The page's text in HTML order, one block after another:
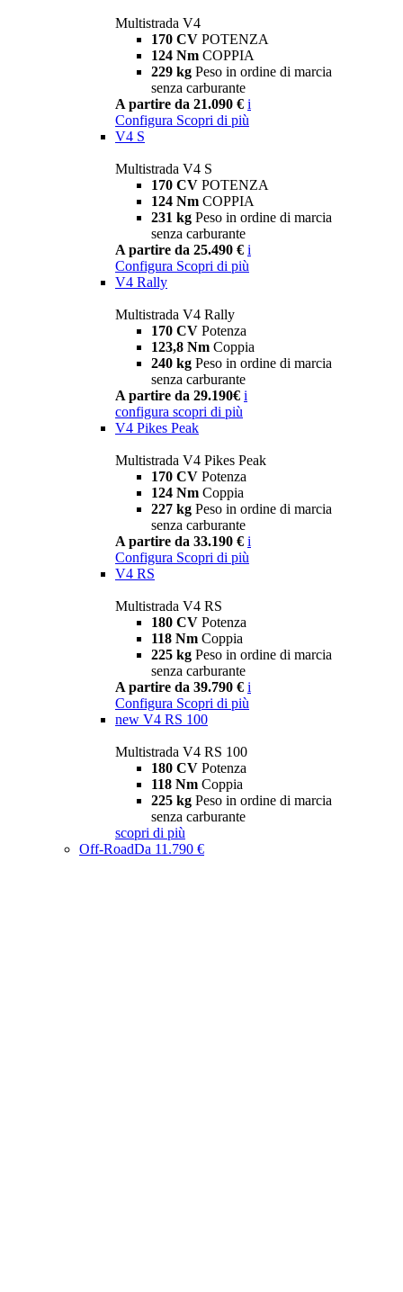
Multistrada V4
170 CV POTENZA
124 Nm COPPIA
229 kg Peso in ordine di marcia
senza carburante
A partire da 21.090 € i
Configura Scopri di più
V4 S
Multistrada V4 S
170 CV POTENZA
124 Nm COPPIA
231 kg Peso in ordine di marcia
senza carburante
A partire da 25.490 € i
Configura Scopri di più
V4 Rally
Multistrada V4 Rally
170 CV Potenza
123,8 Nm Coppia
240 kg Peso in ordine di marcia
senza carburante
A partire da 29.190€ i
configura scopri di più
V4 Pikes Peak
Multistrada V4 Pikes Peak
170 CV Potenza
124 Nm Coppia
227 kg Peso in ordine di marcia
senza carburante
A partire da 33.190 € i
Configura Scopri di più
V4 RS
Multistrada V4 RS
180 CV Potenza
118 Nm Coppia
225 kg Peso in ordine di marcia
senza carburante
A partire da 39.790 € i
Configura Scopri di più
new V4 RS 100
Multistrada V4 RS 100
180 CV Potenza
118 Nm Coppia
225 kg Peso in ordine di marcia
senza carburante
scopri di più
Off-RoadDa 11.790 €